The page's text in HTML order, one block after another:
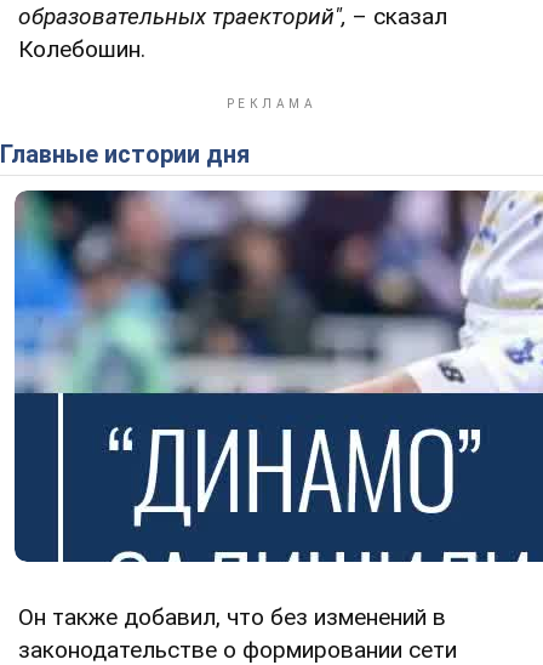
образовательных траекторий", – сказал
Колебошин.
Главные истории дня
Он также добавил, что без изменений в
законодательстве о формировании сети